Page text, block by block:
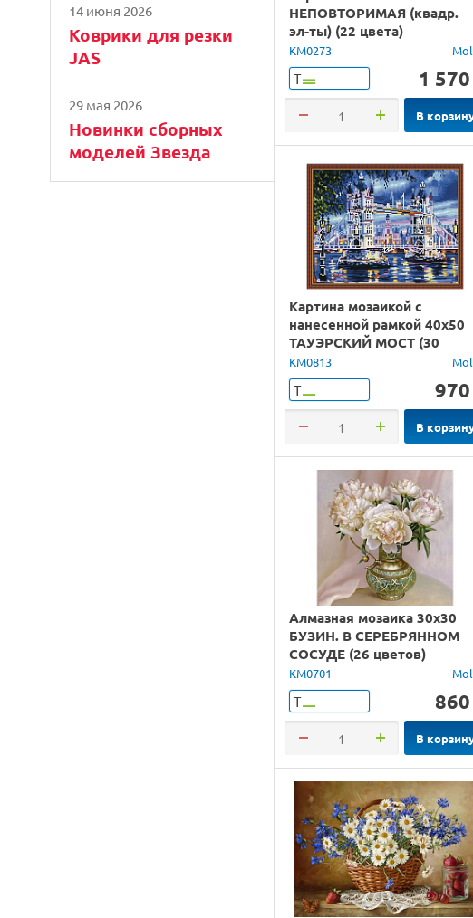
14 июня 2026
Коврики для резки
JAS
29 мая 2026
Новинки сборных
моделей Звезда
НЕПОВТОРИМАЯ (квадр.
эл-ты) (22 цвета)
KM0273
Т 1 570
В
Картина мозаикой с
нанесенной рамкой 40х50
ТАУЭРСКИЙ МОСТ (30
цветов)
KM0813
Т 970
В
Алмазная мозаика 30х30
БУЗИН. В СЕРЕБРЯННОМ
СОСУДЕ (26 цветов)
KM0701
Т 860
В